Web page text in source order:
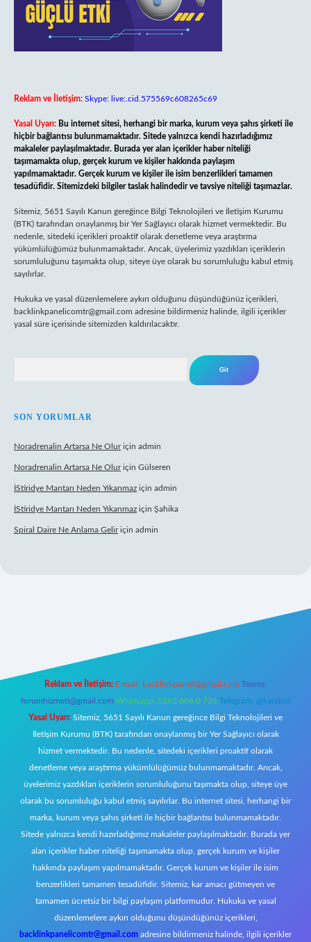
Reklam ve İletişim: Skype: live:.cid.575569c608265c69
Yasal Uyarı: Bu internet sitesi, herhangi bir marka, kurum veya şahıs şirketi ile
hiçbir bağlantısı bulunmamaktadır. Sitede yalnızca kendi hazırladığımız
makaleler paylaşılmaktadır. Burada yer alan içerikler haber niteliği
taşımamakta olup, gerçek kurum ve kişiler hakkında paylaşım
yapılmamaktadır. Gerçek kurum ve kişiler ile isim benzerlikleri tamamen
tesadüfidir. Sitemizdeki bilgiler taslak halindedir ve tavsiye niteliği taşımazlar.
Sitemiz, 5651 Sayılı Kanun gereğince Bilgi Teknolojileri ve İletişim Kurumu
(BTK) tarafından onaylanmış bir Yer Sağlayıcı olarak hizmet vermektedir. Bu
nedenle, sitedeki içerikleri proaktif olarak denetleme veya araştırma
yükümlülüğümüz bulunmamaktadır. Ancak, üyelerimiz yazdıkları içeriklerin
sorumluluğunu taşımakta olup, siteye üye olarak bu sorumluluğu kabul etmiş
sayılırlar.
Hukuka ve yasal düzenlemelere aykırı olduğunu düşündüğünüz içerikleri,
backlinkpanelicomtr@gmail.com adresine bildirmeniz halinde, ilgili içerikler
yasal süre içerisinde sitemizden kaldırılacaktır.
SON YORUMLAR
Noradrenalin Artarsa Ne Oluriçin admin
Noradrenalin Artarsa Ne Oluriçin Gülseren
İStiridye Mantarı Neden Yıkanmaz için admin
İStiridye Mantarı Neden Yıkanmaz için Şahika
Spiral Daire Ne Anlama Geliriçin admin
Reklam ve İletişim: E-mail: backlinkpaneli@gmail.com Teams:
forumhizmeti@gmail.com Whatsapp: 0262 606 0 726 Telegram: @karabul
Yasal Uyarı: Sitemiz, 5651 Sayılı Kanun gereğince Bilgi Teknolojileri ve
İletişim Kurumu (BTK) tarafından onaylanmış bir Yer Sağlayıcı olarak
hizmet vermektedir. Bu nedenle, sitedeki içerikleri proaktif olarak
denetleme veya araştırma yükümlülüğümüz bulunmamaktadır. Ancak,
üyelerimiz yazdıkları içeriklerin sorumluluğunu taşımakta olup, siteye üye
olarak bu sorumluluğu kabul etmiş sayılırlar. Bu internet sitesi, herhangi bir
marka, kurum veya şahıs şirketi ile hiçbir bağlantısı bulunmamaktadır.
Sitede yalnızca kendi hazırladığımız makaleler paylaşılmaktadır. Burada yer
alan içerikler haber niteliği taşımamakta olup, gerçek kurum ve kişiler
hakkında paylaşım yapılmamaktadır. Gerçek kurum ve kişiler ile isim
benzerlikleri tamamen tesadüfidir. Sitemiz, kar amacı gütmeyen ve
tamamen ücretsiz bir bilgi paylaşım platformudur. Hukuka ve yasal
düzenlemelere aykırı olduğunu düşündüğünüz içerikleri,
backlinkpanelicomtr@gmail.com adresine bildirmeniz halinde, ilgili içerikler